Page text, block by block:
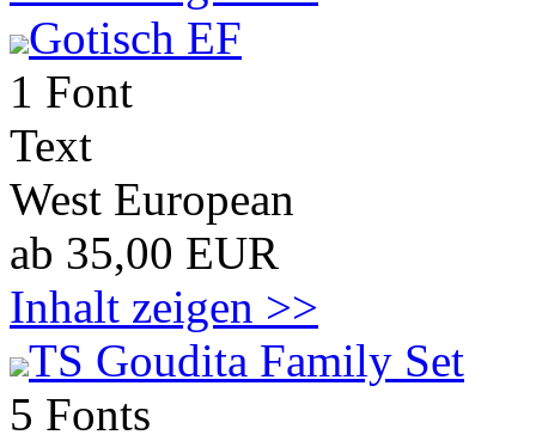
Gotisch EF
1 Font
Text
West European
ab 35,00 EUR
Inhalt zeigen >>
TS Goudita Family Set
5 Fonts